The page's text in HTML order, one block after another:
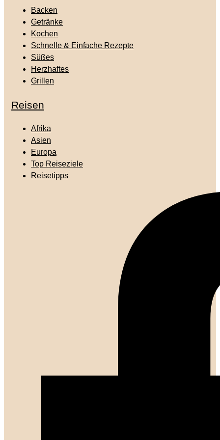
Backen
Getränke
Kochen
Schnelle & Einfache Rezepte
Süßes
Herzhaftes
Grillen
Reisen
Afrika
Asien
Europa
Top Reiseziele
Reisetipps